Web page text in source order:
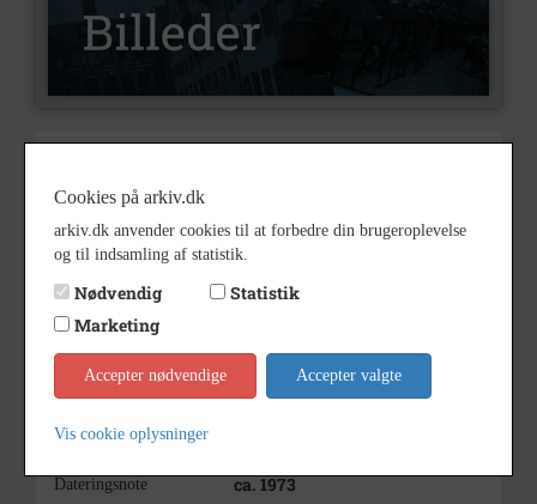
Type
Beskrivelse
HIPS. Rebæk Søpark. Rebæk
Festival. Gnags´s
mixerpultSteen Rabæk Nielsen
Nielsen, Steen Rabæk
Bemærkning Billede mangler.
Årstal
Dateringsnote ca. 1973
Cookies på arkiv.dk
arkiv.dk anvender cookies til at forbedre din brugeroplevelse
og til indsamling af statistik.
Nødvendig
Statistik
Marketing
Accepter nødvendige Accepter valgte
Vis cookie oplysninger